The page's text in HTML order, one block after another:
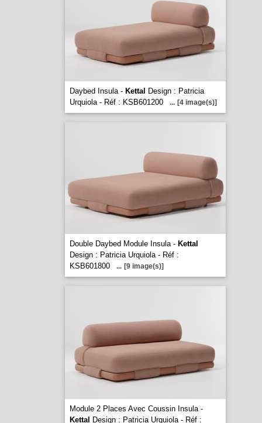
Daybed Insula - Kettal Design : Patricia
Urquiola - Réf : KSB601200
... [4 image(s)]
Double Daybed Module Insula - Kettal
Design : Patricia Urquiola - Réf :
KSB601800
... [9 image(s)]
Module 2 Places Avec Coussin Insula -
Kettal Design : Patricia Urquiola - Réf :